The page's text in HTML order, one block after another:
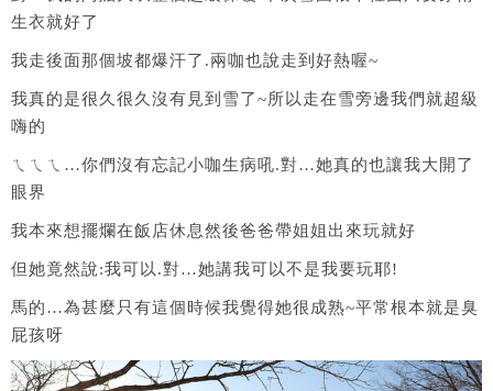
生衣就好了
我走後面那個坡都爆汗了.兩咖也說走到好熱喔~
我真的是很久很久沒有見到雪了~所以走在雪旁邊我們就超級
嗨的
ㄟㄟㄟ…你們沒有忘記小咖生病吼.對…她真的也讓我大開了
眼界
我本來想擺爛在飯店休息然後爸爸帶姐姐出來玩就好
但她竟然說:我可以.對…她講我可以不是我要玩耶!
馬的…為甚麼只有這個時候我覺得她很成熟~平常根本就是臭
屁孩呀